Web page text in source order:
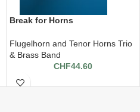
Break for Horns
Flugelhorn and Tenor Horns Trio
& Brass Band
CHF44.60